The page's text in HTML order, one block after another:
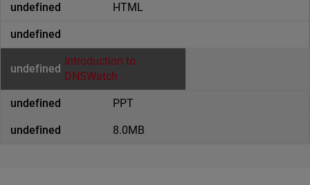
HTML
Introduction to
DNSWatch
PPT
8.0MB